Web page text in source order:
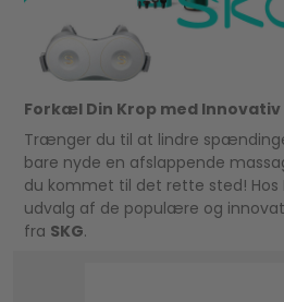
Forkæl Din Krop med Innovativ
Trænger du til at lindre
bare nyde en afslappende
du kommet til det rette sted!
udvalg af de populære og
fra SKG.